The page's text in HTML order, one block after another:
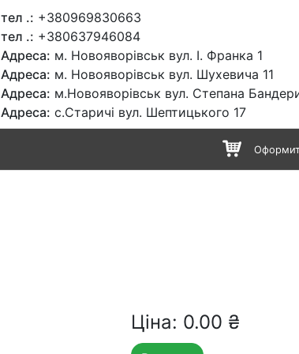
тел .: +380969830663
тел .: +380637946084
Адреса: м. Новояворівськ вул. І. Франка 1
Адреса: м. Новояворівськ вул. Шухевича 11
Адреса: м.Новояворівськ вул. Степана
Адреса: с.Старичі вул. Шептицького 17
Ціна: 0.00 ₴